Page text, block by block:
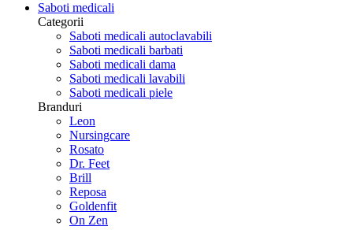
Saboti medicali
Categorii
Saboti medicali autoclavabili
Saboti medicali barbati
Saboti medicali dama
Saboti medicali lavabili
Saboti medicali piele
Branduri
Leon
Nursingcare
Rosato
Dr. Feet
Brill
Reposa
Goldenfit
On Zen